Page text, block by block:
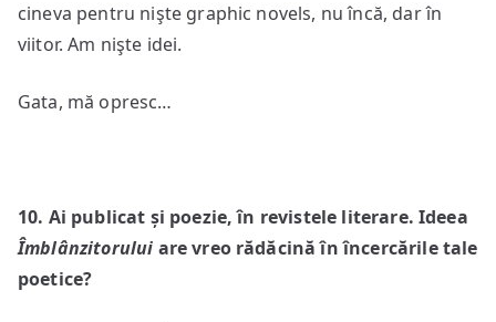
cineva pentru nişte graphic novels, nu încă, dar în
viitor. Am nişte idei.
Gata, mă opresc…
10. Ai publicat și poezie, în revistele literare. Ideea
Îmblânzitorului are vreo rădăcină în încercările tale
poetice?